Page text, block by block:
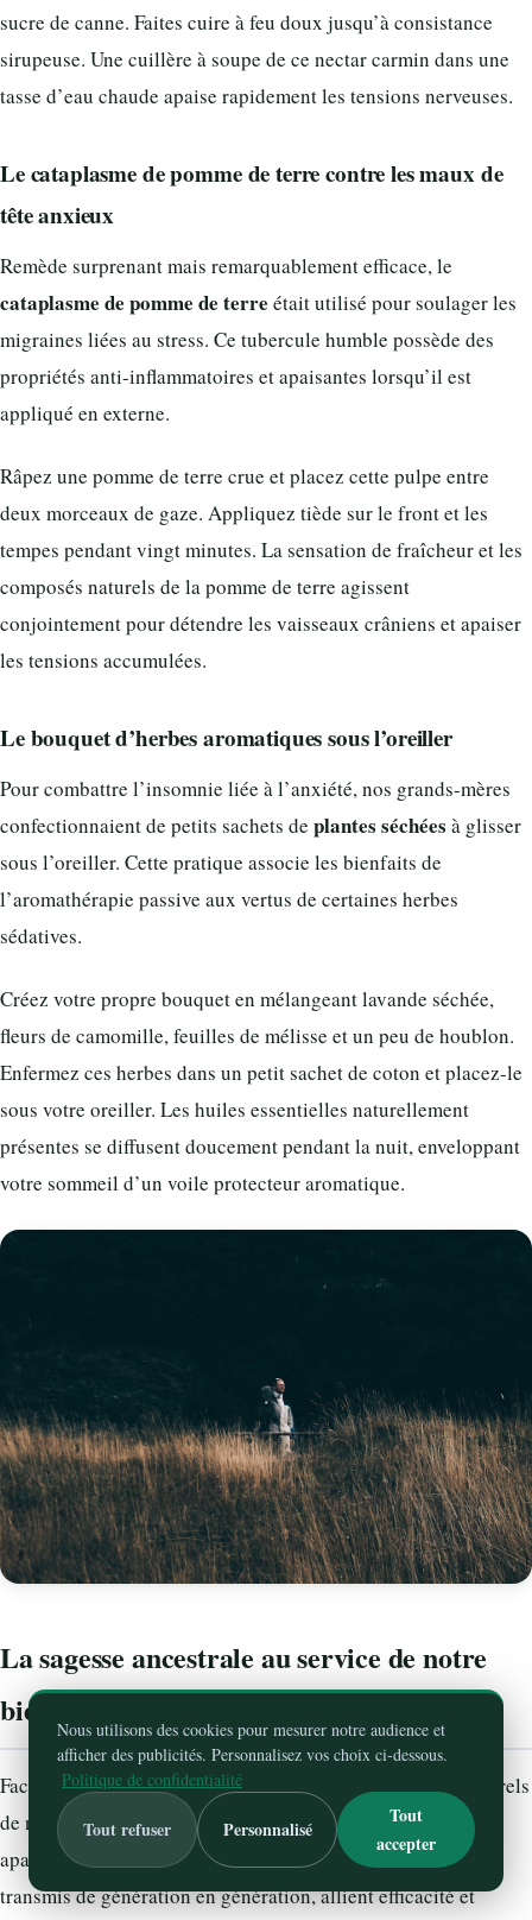
sucre de canne. Faites cuire à feu doux jusqu’à consistance
sirupeuse. Une cuillère à soupe de ce nectar carmin dans une
tasse d’eau chaude apaise rapidement les tensions nerveuses.
Le cataplasme de pomme de terre contre les maux de
tête anxieux
Remède surprenant mais remarquablement efficace, le
cataplasme de pomme de terre était utilisé pour soulager les
migraines liées au stress. Ce tubercule humble possède des
propriétés anti-inflammatoires et apaisantes lorsqu’il est
appliqué en externe.
Râpez une pomme de terre crue et placez cette pulpe entre
deux morceaux de gaze. Appliquez tiède sur le front et les
tempes pendant vingt minutes. La sensation de fraîcheur et les
composés naturels de la pomme de terre agissent
conjointement pour détendre les vaisseaux crâniens et apaiser
les tensions accumulées.
Le bouquet d’herbes aromatiques sous l’oreiller
Pour combattre l’insomnie liée à l’anxiété, nos grands-mères
confectionnaient de petits sachets de plantes séchées à glisser
sous l’oreiller. Cette pratique associe les bienfaits de
l’aromathérapie passive aux vertus de certaines herbes
sédatives.
Créez votre propre bouquet en mélangeant lavande séchée,
fleurs de camomille, feuilles de mélisse et un peu de houblon.
Enfermez ces herbes dans un petit sachet de coton et placez-le
sous votre oreiller. Les huiles essentielles naturellement
présentes se diffusent doucement pendant la nuit, enveloppant
votre sommeil d’un voile protecteur aromatique.
La sagesse ancestrale au service de notre
bien-être
Face au rythme effréné de notre quotidien, les remèdes naturels
de nos grands-mères offrent des solutions éprouvées pour
apaiser notre système nerveux. Ces trésors de la nature,
transmis de génération en génération, allient efficacité et
Nous utilisons des cookies pour mesurer notre audience et
afficher des publicités. Personnalisez vos choix ci-dessous.
Politique de confidentialité
Tout refuser Personnalisé
Tout
accepter